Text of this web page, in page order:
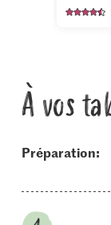
À vos
Préparation: